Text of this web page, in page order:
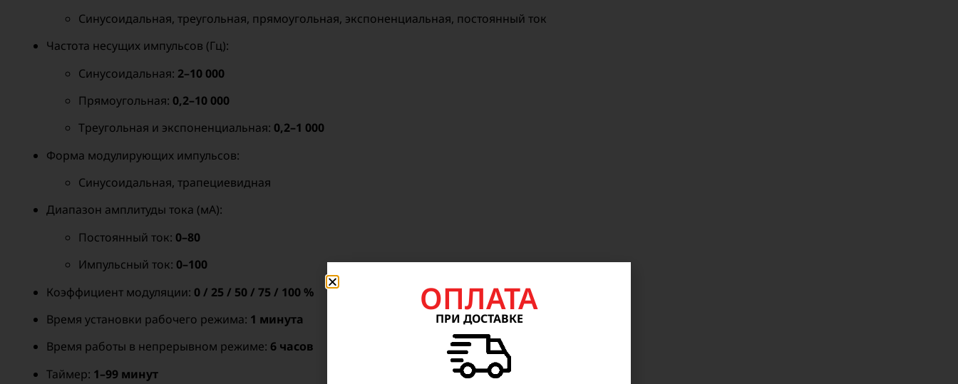
Синусоидальная, треугольная, прямоугольная, экспоненциальная, постоянный ток
Частота несущих импульсов (Гц):
Синусоидальная: 2–10 000
Прямоугольная: 0,2–10 000
Треугольная и экспоненциальная: 0,2–1 000
Форма модулирующих импульсов:
Синусоидальная, трапециевидная
Диапазон амплитуды тока (мА):
Постоянный ток: 0–80
Импульсный ток: 0–100
Коэффициент модуляции: 0 / 25 / 50 / 75 / 100 %
Время установки рабочего режима: 1 минута
Время работы в непрерывном режиме: 6 часов
Таймер: 1–99 минут
ОПЛАТА
ПРИ ДОСТАВКЕ